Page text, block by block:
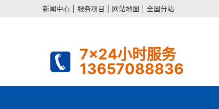
新闻中心 服务项目 网站地图 全国分站
7x24小时服务
13657088836